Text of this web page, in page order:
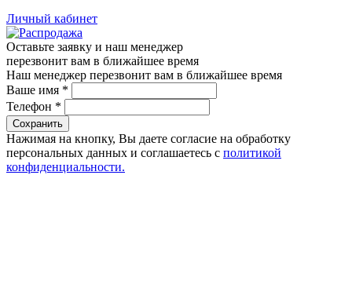
Личный кабинет
Оставьте заявку и наш менеджер
перезвонит вам в ближайшее время
Наш менеджер перезвонит вам в ближайшее время
Ваше имя *
Телефон *
Сохранить
Нажимая на кнопку, Вы даете согласие на обработку
персональных данных и соглашаетесь с политикой
конфиденциальности.